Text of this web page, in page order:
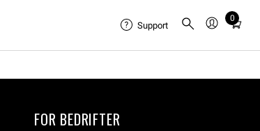
Support
0
Total
cart:
FOR BEDRIFTER